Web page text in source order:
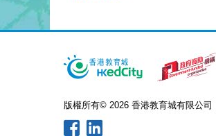
版權所有© 2026 香港教育城有限公司